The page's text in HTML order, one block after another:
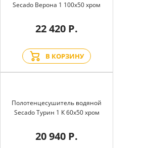
Secado Верона 1 100x50 хром
22 420 Р.
В КОРЗИНУ
Полотенцесушитель водяной
Secado Турин 1 К 60x50 хром
20 940 Р.